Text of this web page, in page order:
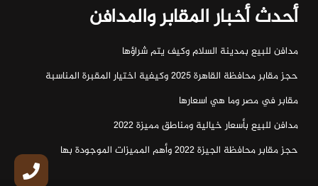
أحدث أخبار المقابر والمدافن
مدافن للبيع بمدينة السلام وكيف يتم شراؤها
حجز مقابر محافظة القاهرة 2025 وكيفية اختيار المقبرة المناسبة
مقابر في مصر وما هي اسعارها
مدافن للبيع بأسعار خيالية ومناطق مميزة 2022
حجز مقابر محافظة الجيزة 2022 وأهم المميزات الموجودة بها